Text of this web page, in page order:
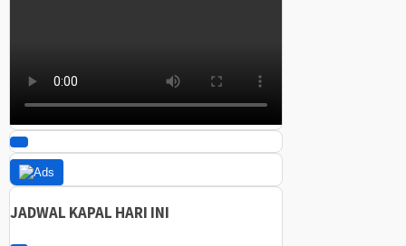
JADWAL KAPAL HARI INI